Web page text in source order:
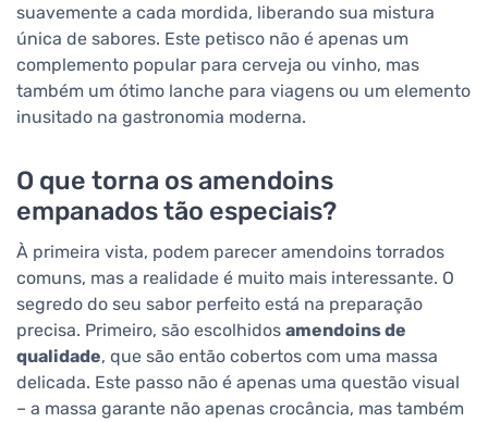
suavemente a cada mordida, liberando sua mistura
única de sabores. Este petisco não é apenas um
complemento popular para cerveja ou vinho, mas
também um ótimo lanche para viagens ou um elemento
inusitado na gastronomia moderna.
O que torna os amendoins
empanados tão especiais?
À primeira vista, podem parecer amendoins torrados
comuns, mas a realidade é muito mais interessante. O
segredo do seu sabor perfeito está na preparação
precisa. Primeiro, são escolhidos amendoins de
qualidade, que são então cobertos com uma massa
delicada. Este passo não é apenas uma questão visual
– a massa garante não apenas crocância, mas também